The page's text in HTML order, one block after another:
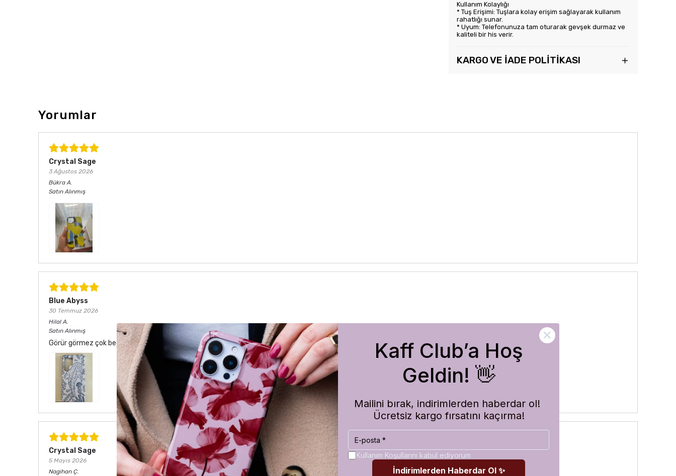
Kullanım Kolaylığı
* Tuş Erişimi: Tuşlara kolay erişim sağlayarak kullanım
rahatlığı sunar.
* Uyum: Telefonunuza tam oturarak gevşek durmaz ve
kaliteli bir his verir.
KARGO VE İADE POLİTİKASI
Yorumlar
Crystal Sage
3 Ağustos 2026
Bükra A.
Satın Alınmış
Blue Abyss
30 Temmuz 2026
Hilal A.
Satın Alınmış
Görür görmez çok beğendim. Hem desen olarak çok şık hem de koruma olarak çok güvenilir. Ayrıca hızlı kargolama için teşekkürler
Crystal Sage
5 Mayıs 2026
Nagihan Ç.
Kaff Club’a Hoş
Geldin! 👋
Mailini bırak, indirimlerden haberdar ol!
Ücretsiz kargo fırsatını kaçırma!
Kullanım Koşullarını kabul ediyorum
İndirimlerden Haberdar Ol ✨